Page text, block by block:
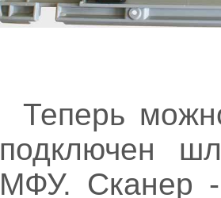
Теперь
подключен
МФУ. Сканер -